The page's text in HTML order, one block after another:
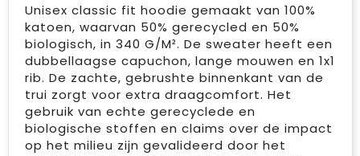
Unisex classic fit hoodie gemaakt van 100%
katoen, waarvan 50% gerecycled en 50%
biologisch, in 340 G/M². De sweater heeft een
dubbellaagse capuchon, lange mouwen en 1x1
rib. De zachte, gebrushte binnenkant van de
trui zorgt voor extra draagcomfort. Het
gebruik van echte gerecyclede en
biologische stoffen en claims over de impact
op het milieu zijn gevalideerd door het